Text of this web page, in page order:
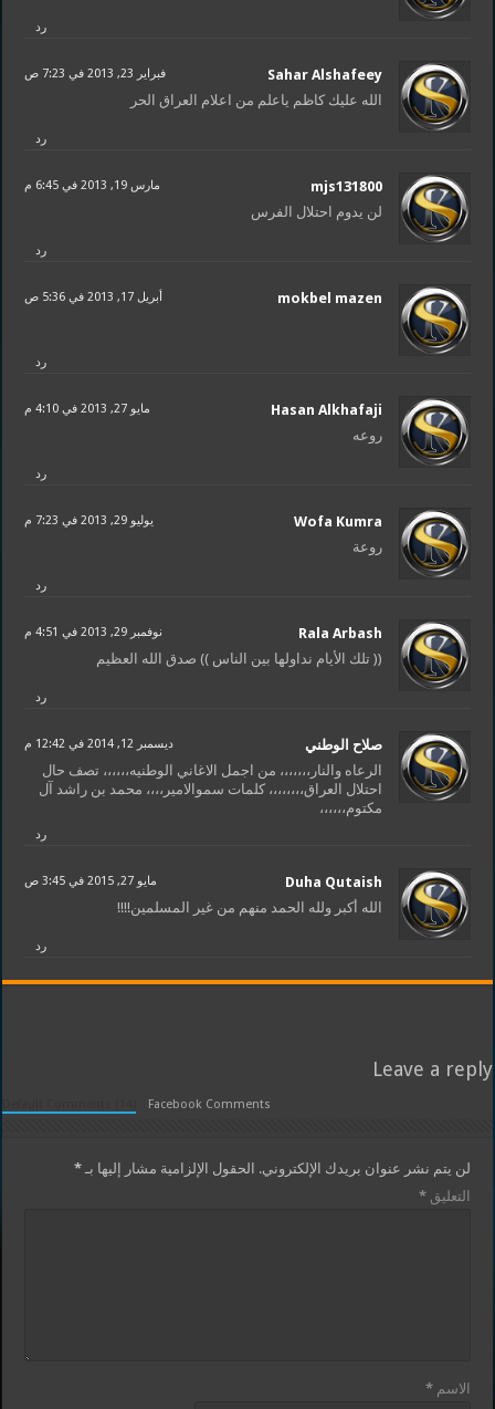
رد
Sahar Alshafeey فبراير 23, 2013 في 7:23 ص
الله عليك كاظم ياعلم من اعلام العراق الحر
رد
mjs131800 مارس 19, 2013 في 6:45 م
لن يدوم احتلال الفرس
رد
mokbel mazen أبريل 17, 2013 في 5:36 ص
رد
Hasan Alkhafaji مايو 27, 2013 في 4:10 م
روعه
رد
Wofa Kumra يوليو 29, 2013 في 7:23 م
روعة
رد
Rala Arbash نوفمبر 29, 2013 في 4:51 م
(( تلك الأيام نداولها بين الناس )) صدق الله العظيم
رد
صلاح الوطني ديسمبر 12, 2014 في 12:42 م
الرعاه والنار،،،،،،، من اجمل الاغاني الوطنيه،،،،،، تصف حال
احتلال العراق،،،،،،،، كلمات سموالامير،،،، محمد بن راشد آل
مكتوم،،،،،،
رد
Duha Qutaish مايو 27, 2015 في 3:45 ص
الله أكبر ولله الحمد منهم من غير المسلمين!!!!
رد
Leave a reply
Facebook Comments
لن يتم نشر عنوان بريدك الإلكتروني. الحقول الإلزامية مشار إليها بـ*
التعليق*
الاسم*